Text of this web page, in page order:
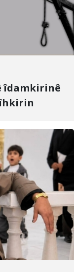
îdamkirinê